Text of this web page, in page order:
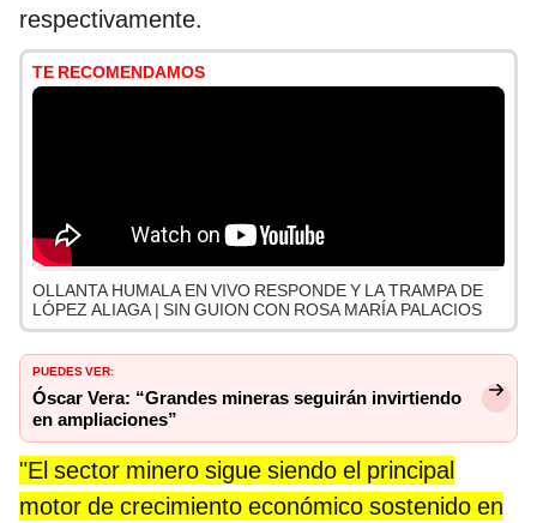
respectivamente.
TE RECOMENDAMOS
OLLANTA HUMALA EN VIVO RESPONDE Y LA TRAMPA DE
LÓPEZ ALIAGA | SIN GUION CON ROSA MARÍA PALACIOS
PUEDES VER:
Óscar Vera: “Grandes mineras seguirán invirtiendo
en ampliaciones”
"El sector minero sigue siendo el principal
motor de crecimiento económico sostenido en